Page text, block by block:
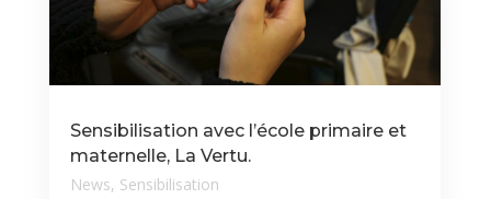
Sensibilisation avec l’école primaire et
maternelle, La Vertu.
News, Sensibilisation